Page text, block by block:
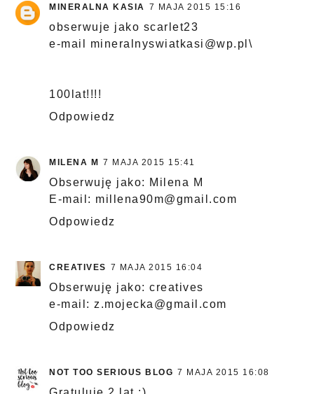
MINERALNA KASIA 7 MAJA 2015 15:16
obserwuje jako scarlet23
e-mail mineralnyswiatkasi@wp.pl\
100lat!!!!
Odpowiedz
MILENA M 7 MAJA 2015 15:41
Obserwuję jako: Milena M
E-mail: millena90m@gmail.com
Odpowiedz
CREATIVES 7 MAJA 2015 16:04
Obserwuję jako: creatives
e-mail: z.mojecka@gmail.com
Odpowiedz
NOT TOO SERIOUS BLOG 7 MAJA 2015 16:08